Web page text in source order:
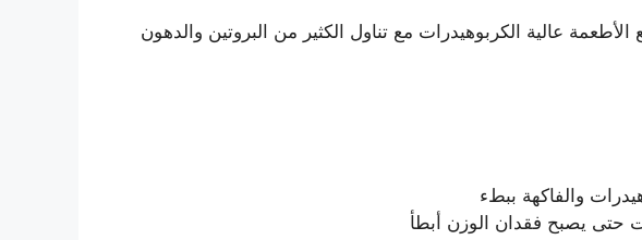
عالية الكربوهيدرات مع تناول الكثير من البروتين والدهون
والفاكهة ببطء
حتى يصبح فقدان الوزن أبطأ